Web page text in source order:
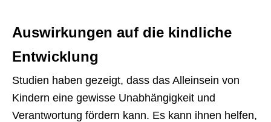
Auswirkungen auf die kindliche
Entwicklung
Studien haben gezeigt, dass das Alleinsein von
Kindern eine gewisse Unabhängigkeit und
Verantwortung fördern kann. Es kann ihnen helfen,